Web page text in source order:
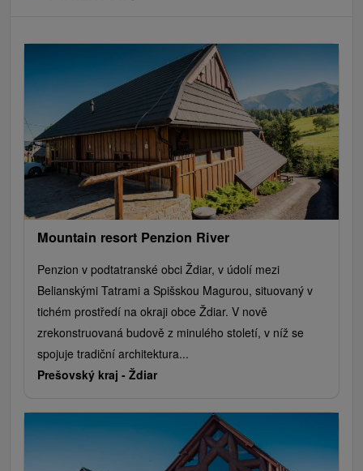
Mountain resort Penzion River
Penzion v podtatranské obci Ždiar, v údolí mezi
Belianskými Tatrami a Spišskou Magurou, situovaný v
tichém prostředí na okraji obce Ždiar. V nově
zrekonstruovaná budově z minulého století, v níž se
spojuje tradiční architektura...
Prešovský kraj - Ždiar